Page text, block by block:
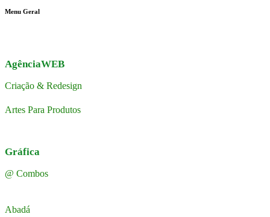
Menu Geral
AgênciaWEB
Criação & Redesign
Artes Para Produtos
Gráfica
@ Combos
Abadá